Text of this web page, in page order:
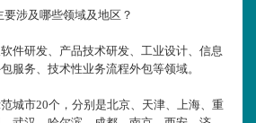
涉及哪些领域及地区？
件研发、产品技术研发、工业设计、信息
服务、技术性业务流程外包等领域。
城市20个，分别是北京、天津、上海、重